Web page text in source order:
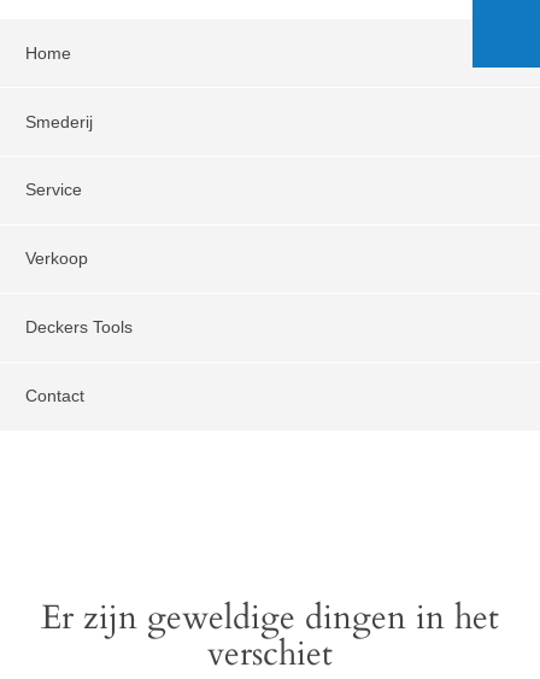
Home
Smederij
Service
Verkoop
Deckers Tools
Contact
Er zijn geweldige dingen in het
verschiet